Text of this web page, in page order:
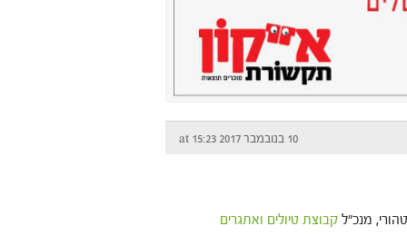
10 בנובמבר 2017 at 15:23
מנכ"ל קבוצת טיולים ואתגרים